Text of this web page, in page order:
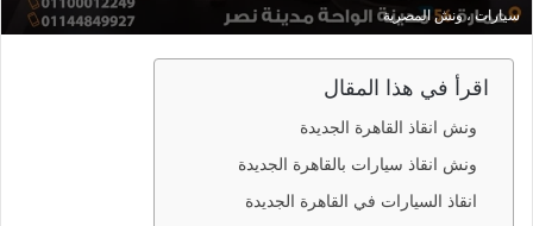
سيارات ، ونش المصرية
اقرأ في هذا المقال
ونش انقاذ القاهرة الجديدة
ونش انقاذ سيارات بالقاهرة الجديدة
انقاذ السيارات في القاهرة الجديدة